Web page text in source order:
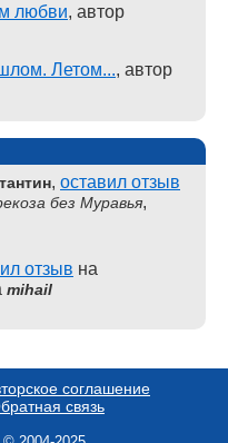
любви, автор
Летом..., автор
, оставил отзыв
без Муравья,
отзыв на
mihail
соглашение
связь